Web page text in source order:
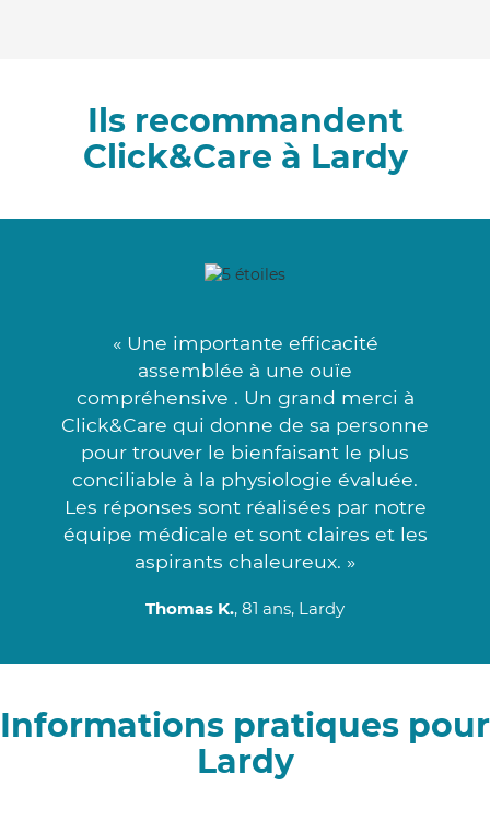
Ils recommandent
Click&Care à Lardy
« Une importante efficacité
assemblée à une ouïe
compréhensive . Un grand merci à
Click&Care qui donne de sa personne
pour trouver le bienfaisant le plus
conciliable à la physiologie évaluée.
Les réponses sont réalisées par notre
équipe médicale et sont claires et les
aspirants chaleureux. »
Thomas K., 81 ans, Lardy
Informations pratiques pour
Lardy